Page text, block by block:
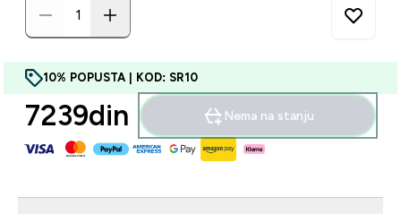
10% POPUSTA | KOD: SR10
7239din‎ Nema na stanju